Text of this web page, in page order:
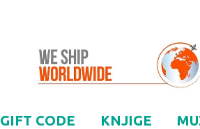
GIFT CODE KNJIGE